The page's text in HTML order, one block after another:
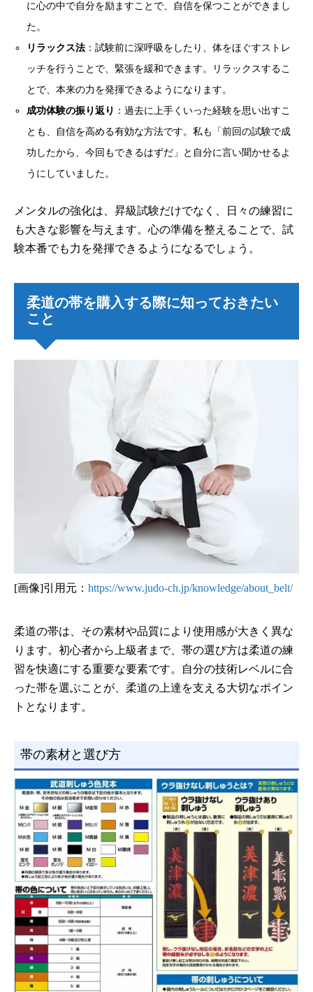
に心の中で自分を励ますことで、自信を保つことができまし
た。
リラックス法 ：試験前に深呼吸をしたり、体をほぐすストレ
ッチを行うことで、緊張を緩和できます。リラックスするこ
とで、本来の力を発揮できるようになります。
成功体験の振り返り ：過去に上手くいった経験を思い出すこ
とも、自信を高める有効な方法です。私も「前回の試験で成
功したから、今回もできるはずだ」と自分に言い聞かせるよ
うにしていました。
メンタルの強化は、昇級試験だけでなく、日々の練習に
も大きな影響を与えます。心の準備を整えることで、試
験本番でも力を発揮できるようになるでしょう。
柔道の帯を購入する際に知っておきたい
こと
[画像]引用元： https://www.judo-ch.jp/knowledge/about_belt/
柔道の帯は、その素材や品質により使用感が大きく異な
ります。初心者から上級者まで、帯の選び方は柔道の練
習を快適にする重要な要素です。自分の技術レベルに合
った帯を選ぶことが、柔道の上達を支える大切なポイン
トとなります。
帯の素材と選び方